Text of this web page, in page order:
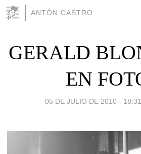
ANTÓN CASTRO
GERALD
EN
05 DE JULIO DE 2010 - 18:31